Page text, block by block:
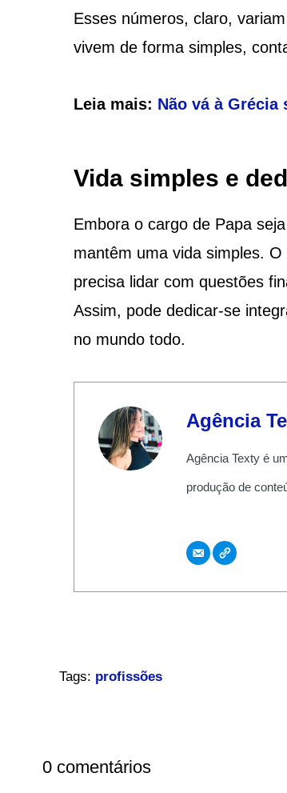
Esses números, claro,
vivem de forma simples,
Leia mais: Não vá à Grécia
Vida simples e
Embora o cargo de Papa
mantêm uma vida simples.
precisa lidar com questões
Assim, pode dedicar-se
no mundo todo.
Agência
Agência Texty é
produção de
Tags: profissões
0 comentários